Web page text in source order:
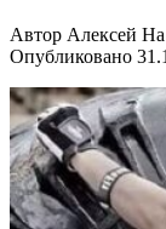
Автор Алексей На
Опубликовано